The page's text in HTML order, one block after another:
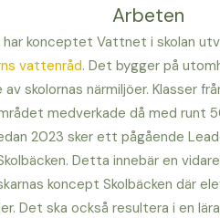
Arbeten
har konceptet Vattnet i skolan
vattenråd. Det bygger på
skolornas närmiljöer. Klasser
medverkade då med
2023 sker ett pågående
Detta innebär en
koncept Skolbäcken där
Det ska också resultera i en